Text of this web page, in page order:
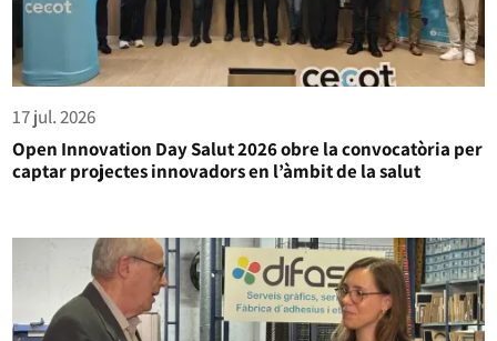
Open Innovation Day Salut 2026 obre la convocatòria per
captar projectes innovadors en l’àmbit de la salut
17 jul. 2026